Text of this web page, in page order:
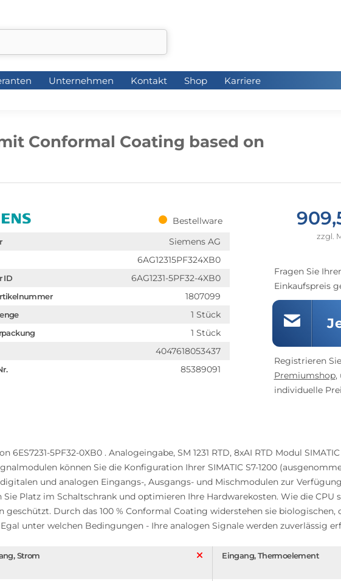
Unternehmen Kontakt Shop Karriere
mit Conformal Coating based on
Bestellware
Siemens AG
6AG12315PF324XB0
ID 6AG1231-5PF32-4XB0
1807099
1 Stück
1 Stück
4047618053437
85389091
zzgl.
Fragen Sie
Einkaufspreis
Registrieren
Premiumshop,
individuelle
6ES7231-5PF32-0XB0 . Analogeingabe, SM 1231 RTD, 8xAI RTD Modul
können Sie die Konfiguration Ihrer SIMATIC S7-1200
und analogen Eingangs-, Ausgangs- und Mischmodulen zur
Platz im Schaltschrank und optimieren Ihre Hardwarekosten. Wie die CPU
Durch das 100 % Conformal Coating widerstehen sie biologischen,
unter welchen Bedingungen - Ihre analogen Signale werden zuverlässig
Strom Eingang, Thermoelement
Unternehmen Kontakt